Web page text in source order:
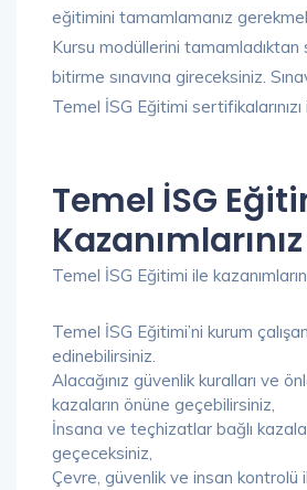
eğitimini tamamlamanız
Kursu modüllerini
bitirme sınavına gireceksiniz.
Temel İSG Eğitimi
Temel İSG
Kazanımlarınız
Temel İSG Eğitimi ile
Temel İSG Eğitimi’ni kurum
edinebilirsiniz.
Alacağınız güvenlik kuralları ve
kazaların önüne geçebilirsiniz,
İnsana ve teçhizatlar bağlı
geçeceksiniz,
Çevre, güvenlik ve insan kontrolü